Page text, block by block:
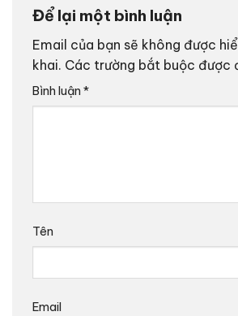
Để lại một bình luận
Email của bạn sẽ không được
khai. Các trường bắt buộc được
Bình luận *
Tên
Email